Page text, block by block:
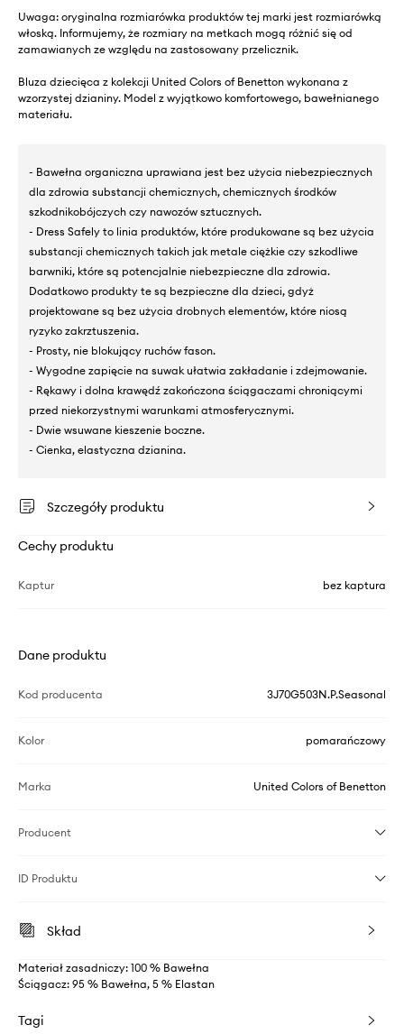
Uwaga: oryginalna rozmiarówka produktów tej marki jest rozmiarówką
włoską. Informujemy, że rozmiary na metkach mogą różnić się od
zamawianych ze względu na zastosowany przelicznik.
Bluza dziecięca z kolekcji United Colors of Benetton wykonana z
wzorzystej dzianiny. Model z wyjątkowo komfortowego, bawełnianego
materiału.
- Bawełna organiczna uprawiana jest bez użycia niebezpiecznych
dla zdrowia substancji chemicznych, chemicznych środków
szkodnikobójczych czy nawozów sztucznych.
- Dress Safely to linia produktów, które produkowane są bez użycia
substancji chemicznych takich jak metale ciężkie czy szkodliwe
barwniki, które są potencjalnie niebezpieczne dla zdrowia.
Dodatkowo produkty te są bezpieczne dla dzieci, gdyż
projektowane są bez użycia drobnych elementów, które niosą
ryzyko zakrztuszenia.
- Prosty, nie blokujący ruchów fason.
- Wygodne zapięcie na suwak ułatwia zakładanie i zdejmowanie.
- Rękawy i dolna krawędź zakończona ściągaczami chroniącymi
przed niekorzystnymi warunkami atmosferycznymi.
- Dwie wsuwane kieszenie boczne.
- Cienka, elastyczna dzianina.
Szczegóły produktu
Cechy produktu
Kaptur bez kaptura
Dane produktu
Kod producenta 3J70G503N.P.Seasonal
Kolor pomarańczowy
Marka United Colors of Benetton
Producent
ID Produktu
Skład
Materiał zasadniczy: 100 % Bawełna
Ściągacz: 95 % Bawełna, 5 % Elastan
Tagi